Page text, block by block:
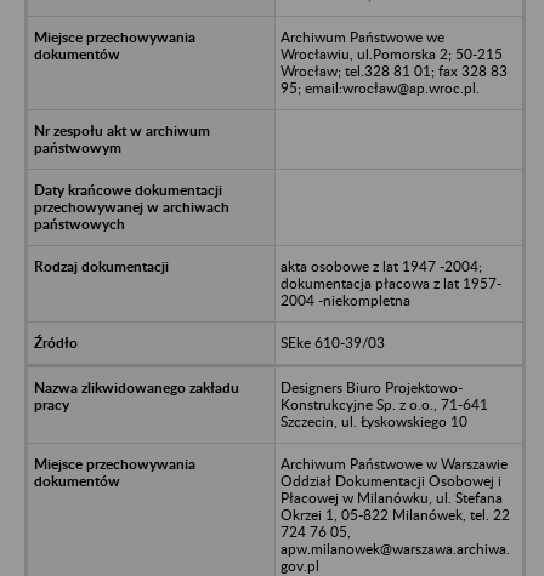
Archiwum Państwowe we
Wrocławiu, ul.Pomorska 2; 50-215
Wrocław; tel.328 81 01; fax 328 83
95; email:wrocław@ap.wroc.pl.
akta osobowe z lat 1947 -2004;
dokumentacja płacowa z lat 1957-
2004 -niekompletna
SEke 610-39/03
Designers Biuro Projektowo-
Konstrukcyjne Sp. z o.o., 71-641
Szczecin, ul. Łyskowskiego 10
Archiwum Państwowe w Warszawie
Oddział Dokumentacji Osobowej i
Płacowej w Milanówku, ul. Stefana
Okrzei 1, 05-822 Milanówek, tel. 22
724 76 05,
apw.milanowek@warszawa.archiwa.
gov.pl